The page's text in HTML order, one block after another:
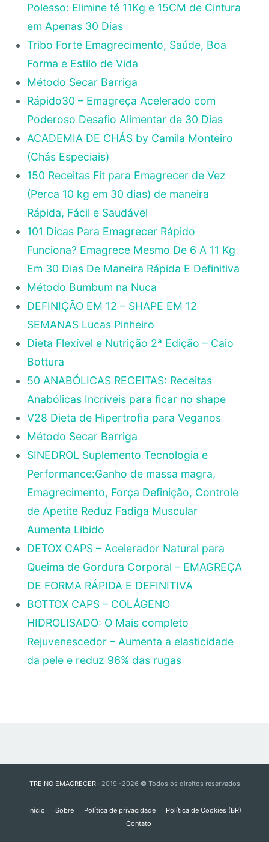
Polesso: Elimine té 11Kg e 15CM de Cintura
em Apenas 30 Dias
Tribo Forte Emagrecimento, Saúde, Boa
Forma e Estilo de Vida
Método Secar Barriga
Rápido30 – Emagreça Acelerado com
Poderoso Desafio Alimentar de 30 Dias
ACADEMIA DE CHÁS by Camila Monteiro
(Chás Especiais)
150 Receitas Fit para Emagrecer de Vez
(Perca 10 kg em 30 dias) de maneira
Rápida, Fácil e Saudável
101 Dicas Para Emagrecer Rápido
Funciona? Emagrece Mesmo De 6 A 11 Kg
Em 30 Dias De Maneira Rápida E Definitiva
Método Bumbum na Nuca
DEFINIÇÃO EM 12 – SHAPE EM 12
SEMANAS Lucas Pinheiro
Dieta Flexível e Nutrição 2ª Edição – Caio
Bottura
50 ANABÓLICAS RECEITAS: Receitas
Anabólicas Incríveis para ficar no shape
V28 Dieta de Hipertrofia para Veganos
Método Secar Barriga
SINEDROL Suplemento Tecnologia e
Performance:Ganho de massa magra,
Emagrecimento, Força Definição, Controle
de Apetite Reduz Fadiga Muscular
Aumenta Libido
DETOX CAPS – Acelerador Natural para
Queima de Gordura Corporal – EMAGREÇA
DE FORMA RÁPIDA E DEFINITIVA
BOTTOX CAPS – COLÁGENO
HIDROLISADO: O Mais completo
Rejuvenescedor – Aumenta a elasticidade
da pele e reduz 96% das rugas
TREINO EMAGRECER· 2019 -2026 © Todos os direitos reservados
Início Sobre Política de privacidade
Política de Cookies (BR)
Contato